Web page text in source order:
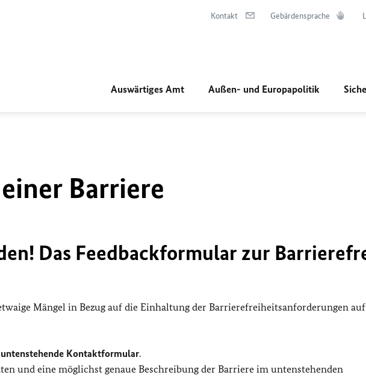
Kontakt Gebärdensprache
Auswärtiges Amt Außen- und Europapolitik
Barriere
Das Feedbackformular zur
Mängel in Bezug auf die Einhaltung der Barrierefreiheitsanforderungen
untenstehende Kontaktformular.
und eine möglichst genaue Beschreibung der Barriere im untenstehenden